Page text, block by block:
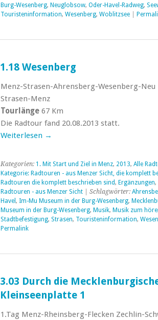
Burg-Wesenberg, Neuglobsow, Oder-Havel-Radweg,
Touristeninformation, Wesenberg, Woblitzsee|
1.18 Wesenberg
Menz-Strasen-Ahrensberg-Wesenberg-Neu
Strasen-Menz
Tourlänge 67 Km
Die Radtour fand 20.08.2013 statt.
Weiterlesen →
Kategorien: 1. Mit Start und Ziel in Menz, 2013, Alle
Kategorie: Radtouren - aus Menzer Sicht, die komplett
Radtouren die komplett beschrieben sind, Ergänzungen,
Radtouren - aus Menzer Sicht| Schlagwörter:
Havel , Im-Mu Museum in der Burg-Wesenberg,
Museum in der Burg-Wesenberg, Musik, Musik zum
Stadtbefestigung, Strasen, Touristeninformation,
Permalink
3.03 Durch die
Kleinseenplatte 1
1.Tag Menz-Rheinsberg-Flecken Zechlin-